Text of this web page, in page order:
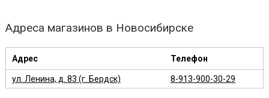
Адреса магазинов в Новосибирске
Адрес Телефон
ул. Ленина, д. 83 (г. Бердск) 8-913-900-30-29